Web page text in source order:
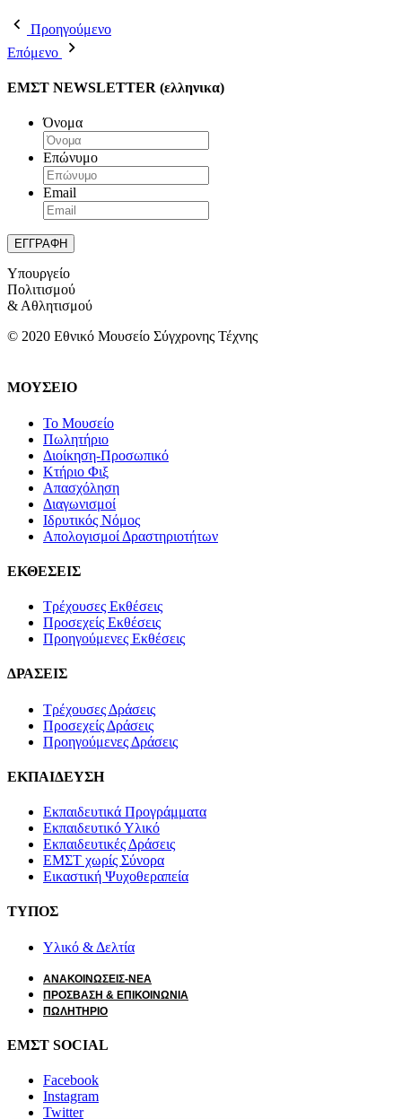
Προηγούμενο
Επόμενο
ΕΜΣΤ NEWSLETTER (ελληνικα)
Όνομα
Επώνυμο
Email
Υπουργείο
Πολιτισμού
& Αθλητισμού
© 2020 Εθνικό Μουσείο Σύγχρονης Τέχνης
ΜΟΥΣΕΙΟ
Το Μουσείο
Πωλητήριο
Διοίκηση-Προσωπικό
Κτήριο Φιξ
Απασχόληση
Διαγωνισμοί
Ιδρυτικός Νόμος
Απολογισμοί Δραστηριοτήτων
ΕΚΘΕΣΕΙΣ
Τρέχουσες Εκθέσεις
Προσεχείς Εκθέσεις
Προηγούμενες Εκθέσεις
ΔΡΑΣΕΙΣ
Τρέχουσες Δράσεις
Προσεχείς Δράσεις
Προηγούμενες Δράσεις
ΕΚΠΑΙΔΕΥΣΗ
Εκπαιδευτικά Προγράμματα
Εκπαιδευτικό Υλικό
Εκπαιδευτικές Δράσεις
ΕΜΣΤ χωρίς Σύνορα
Εικαστική Ψυχοθεραπεία
ΤΥΠΟΣ
Υλικό & Δελτία
ΑΝΑΚΟΙΝΩΣΕΙΣ-ΝΕΑ
ΠΡΟΣΒΑΣΗ & ΕΠΙΚΟΙΝΩΝΙΑ
ΠΩΛΗΤΗΡΙΟ
ΕΜΣΤ SOCIAL
Facebook
Instagram
Twitter